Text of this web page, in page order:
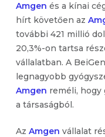
Amgen és a kínai
hírt követően az
további 421 millió
20,3%-on tartsa
vállalatban. A
legnagyobb
Amgen reméli,
a társaságból.
Az Amgen vállalat